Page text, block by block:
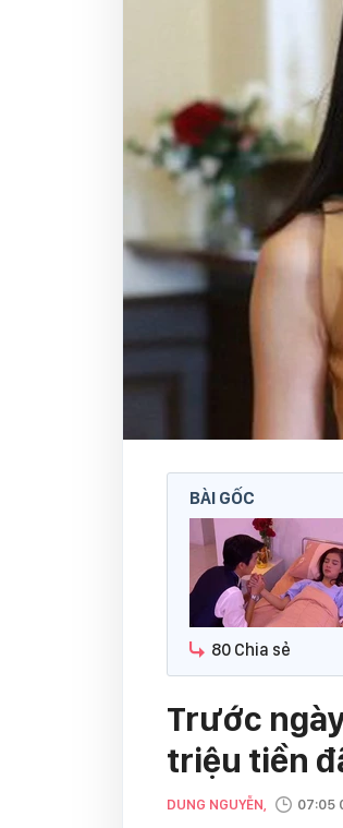
BÀI GỐC
80 Chia sẻ
Trước
triệu tiền
DUNG NGUYỄN, 07:05